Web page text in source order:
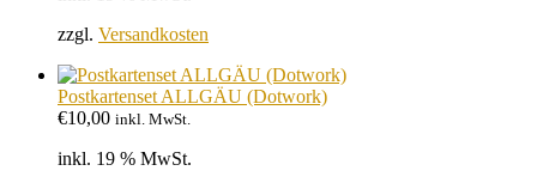
zzgl. Versandkosten
Postkartenset ALLGÄU (Dotwork)
€10,00 inkl. MwSt.
inkl. 19 % MwSt.